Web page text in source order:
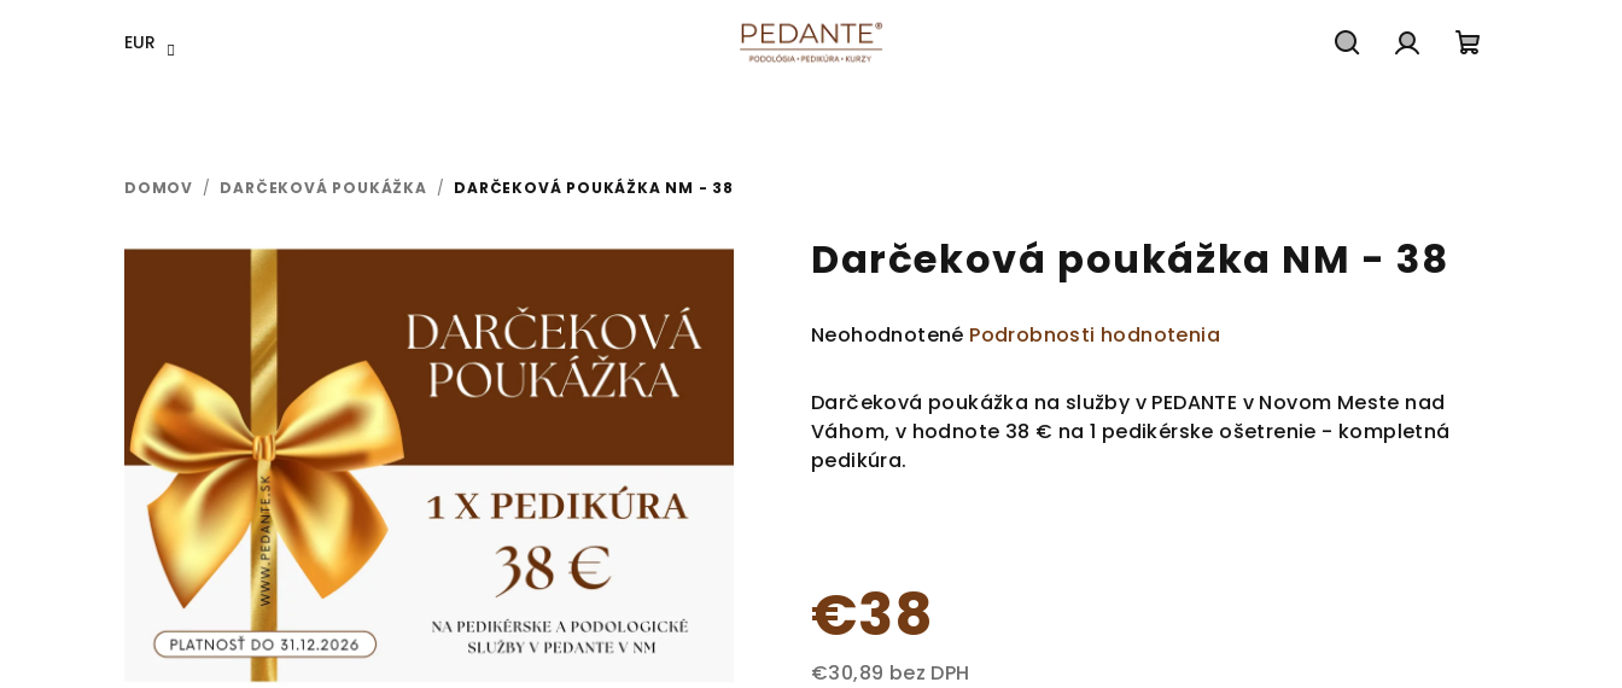
EUR
DOMOV / DARČEKOVÁ POUKÁŽKA / DARČEKOVÁ POUKÁŽKA NM - 38
Darčeková poukážka NM - 38
Priemerné
produktu
je
0,0
z
Neohodnotené Podrobnosti hodnotenia
Darčeková poukážka na služby v PEDANTE v Novom Meste nad
Váhom, v hodnote 38 € na 1 pedikérske ošetrenie - kompletná
pedikúra.
€38
€30,89 bez DPH